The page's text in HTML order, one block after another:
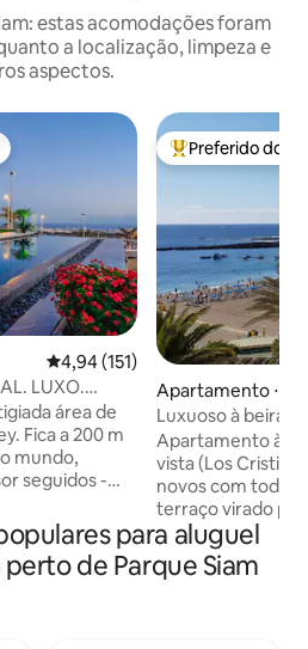
estas acomodações foram
a localização, limpeza e
aspectos.
4,94 de uma avaliação média de
4,94 (151)
LUXO.
área de
m
mundo,
seguidos -
sul - o
deslumbrantes
cujas
Entre os
Preferido dos
Apartamento ⋅
Luxuoso à beira-
Apartamento à
vista (Los
novos com todos
terraço virado
mobiliário de
equipado,
e ampla com
para aluguel
de Parque Siam